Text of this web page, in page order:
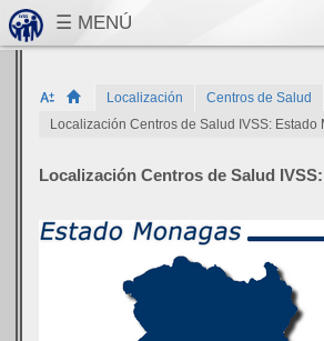
Localización
Centros de Salud
Localización Centros de Salud IVSS: Estado
Localización Centros de Salud